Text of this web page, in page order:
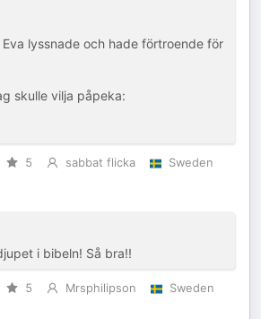
lyssnade och hade förtroende för
skulle vilja påpeka:
5 sabbat flicka
Sweden
i bibeln! Så bra!!
5 Mrsphilipson
Sweden